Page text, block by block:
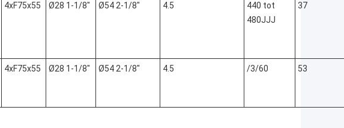
4xF75x55 Ø28 1-1/8" Ø54 2-1/8" 4.5
440 tot
480JJJ
37
4xF75x55 Ø28 1-1/8" Ø54 2-1/8" 4.5 /3/60 53